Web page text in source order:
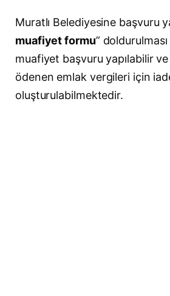
Muratlı Belediyesine başvuru
muafiyet formu”
muafiyet başvuru yapılabilir
ödenen emlak vergileri için
oluşturulabilmektedir.